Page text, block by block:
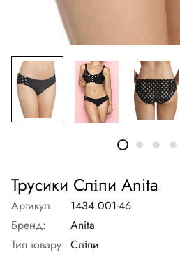
Трусики Сліпи Anita
Артикул:
1434 001-46
Бренд:
Anita
Тип товару: Сліпи